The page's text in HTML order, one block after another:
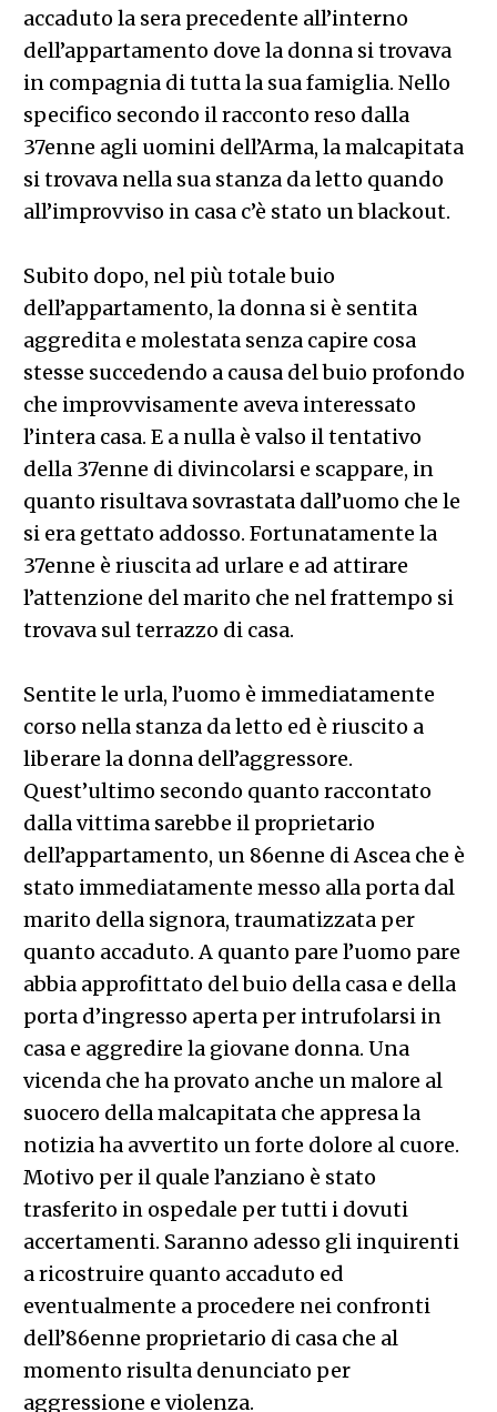
accaduto la sera precedente all’interno
dell’appartamento dove la donna si trovava
in compagnia di tutta la sua famiglia. Nello
specifico secondo il racconto reso dalla
37enne agli uomini dell’Arma, la malcapitata
si trovava nella sua stanza da letto quando
all’improvviso in casa c’è stato un blackout.
Subito dopo, nel più totale buio
dell’appartamento, la donna si è sentita
aggredita e molestata senza capire cosa
stesse succedendo a causa del buio profondo
che improvvisamente aveva interessato
l’intera casa. E a nulla è valso il tentativo
della 37enne di divincolarsi e scappare, in
quanto risultava sovrastata dall’uomo che le
si era gettato addosso. Fortunatamente la
37enne è riuscita ad urlare e ad attirare
l’attenzione del marito che nel frattempo si
trovava sul terrazzo di casa.
Sentite le urla, l’uomo è immediatamente
corso nella stanza da letto ed è riuscito a
liberare la donna dell’aggressore.
Quest’ultimo secondo quanto raccontato
dalla vittima sarebbe il proprietario
dell’appartamento, un 86enne di Ascea che è
stato immediatamente messo alla porta dal
marito della signora, traumatizzata per
quanto accaduto. A quanto pare l’uomo pare
abbia approfittato del buio della casa e della
porta d’ingresso aperta per intrufolarsi in
casa e aggredire la giovane donna. Una
vicenda che ha provato anche un malore al
suocero della malcapitata che appresa la
notizia ha avvertito un forte dolore al cuore.
Motivo per il quale l’anziano è stato
trasferito in ospedale per tutti i dovuti
accertamenti. Saranno adesso gli inquirenti
a ricostruire quanto accaduto ed
eventualmente a procedere nei confronti
dell’86enne proprietario di casa che al
momento risulta denunciato per
aggressione e violenza.